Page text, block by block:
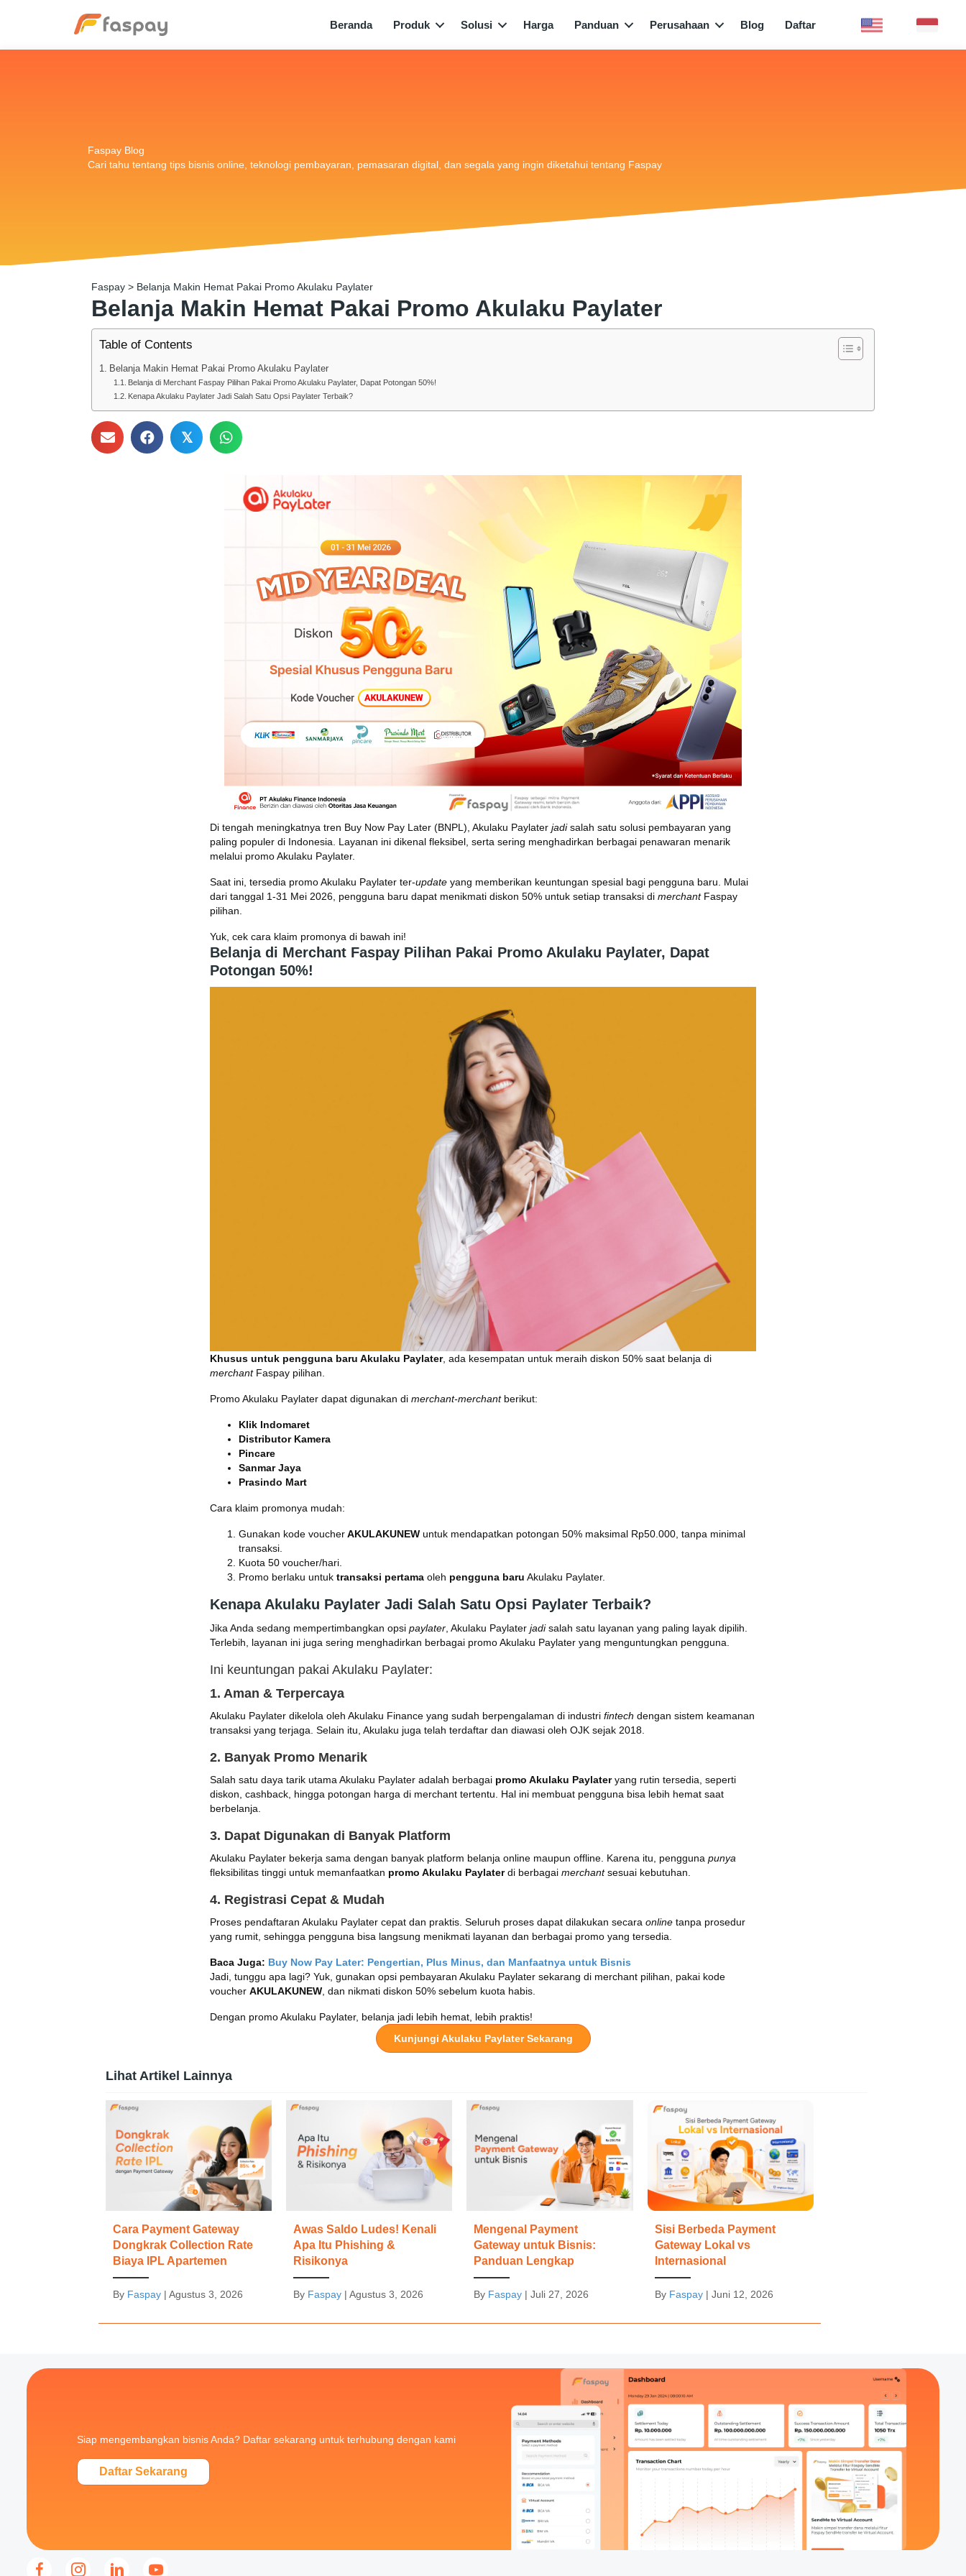
Beranda Produk Solusi Harga Panduan Perusahaan Blog Daftar
Faspay Blog
Cari tahu tentang tips bisnis online, teknologi pembayaran, pemasaran digital, dan segala yang ingin diketahui tentang Faspay
Faspay > Belanja Makin Hemat Pakai Promo Akulaku Paylater
Belanja Makin Hemat Pakai Promo Akulaku Paylater
Table of Contents
Belanja Makin Hemat Pakai Promo Akulaku Paylater
Belanja di Merchant Faspay Pilihan Pakai Promo Akulaku Paylater, Dapat Potongan 50%!
Kenapa Akulaku Paylater Jadi Salah Satu Opsi Paylater Terbaik?
𝕏
Di tengah meningkatnya tren Buy Now Pay Later (BNPL), Akulaku Paylater jadisalah satu solusi pembayaran yang
paling populer di Indonesia. Layanan ini dikenal fleksibel, serta sering menghadirkan berbagai penawaran menarik
melalui promo Akulaku Paylater.
Saat ini, tersedia promo Akulaku Paylater ter-update yang memberikan keuntungan spesial bagi pengguna baru. Mulai
dari tanggal 1-31 Mei 2026, pengguna baru dapat menikmati diskon 50% untuk setiap transaksi di merchant Faspay
pilihan.
Yuk, cek cara klaim promonya di bawah ini!
Belanja di Merchant Faspay Pilihan Pakai Promo Akulaku Paylater, Dapat
Potongan 50%!
Khusus untuk pengguna baru Akulaku Paylater, ada kesempatan untuk meraih diskon 50% saat belanja di
merchant Faspay pilihan.
Promo Akulaku Paylater dapat digunakan di merchant-merchantberikut:
Klik Indomaret
Distributor Kamera
Pincare
Sanmar Jaya
Prasindo Mart
Cara klaim promonya mudah:
Gunakan kode voucherAKULAKUNEW untuk mendapatkan potongan 50% maksimal Rp50.000, tanpa minimal
transaksi.
Kuota 50 voucher/hari.
Promo berlaku untuk transaksi pertama oleh pengguna baru Akulaku Paylater.
Kenapa Akulaku Paylater Jadi Salah Satu Opsi Paylater Terbaik?
Jika Anda sedang mempertimbangkan opsi paylater , Akulaku Paylater jadisalah satu layanan yang paling layak dipilih.
Terlebih, layanan ini juga sering menghadirkan berbagai promo Akulaku Paylater yang menguntungkan pengguna.
Ini keuntungan pakai Akulaku Paylater:
1. Aman & Terpercaya
Akulaku Paylater dikelola oleh Akulaku Finance yang sudah berpengalaman di industri fintech dengan sistem keamanan
transaksi yang terjaga. Selain itu, Akulaku juga telah terdaftar dan diawasi oleh OJK sejak 2018.
2. Banyak Promo Menarik
Salah satu daya tarik utama Akulaku Paylater adalah berbagai promo Akulaku Paylateryang rutin tersedia, seperti
diskon, cashback, hingga potongan harga di merchant tertentu. Hal ini membuat pengguna bisa lebih hemat saat
berbelanja.
3. Dapat Digunakan di Banyak Platform
Akulaku Paylater bekerja sama dengan banyak platform belanja online maupun offline. Karena itu, pengguna punya
fleksibilitas tinggi untuk memanfaatkan promo Akulaku Paylaterdi berbagai merchantsesuai kebutuhan.
4. Registrasi Cepat & Mudah
Proses pendaftaran Akulaku Paylater cepat dan praktis. Seluruh proses dapat dilakukan secara online tanpa prosedur
yang rumit, sehingga pengguna bisa langsung menikmati layanan dan berbagai promo yang tersedia.
Baca Juga: Buy Now Pay Later: Pengertian, Plus Minus, dan Manfaatnya untuk Bisnis
Jadi, tunggu apa lagi? Yuk, gunakan opsi pembayaran Akulaku Paylater sekarang di merchant pilihan, pakai kode
voucher AKULAKUNEW , dan nikmati diskon 50% sebelum kuota habis.
Dengan promo Akulaku Paylater, belanja jadi lebih hemat, lebih praktis!
Kunjungi Akulaku Paylater Sekarang
Lihat Artikel Lainnya
Cara Payment Gateway
Dongkrak Collection Rate
Biaya IPL Apartemen
By Faspay | Agustus 3, 2026
Awas Saldo Ludes! Kenali
Apa Itu Phishing &
Risikonya
By Faspay |Agustus 3, 2026
Mengenal Payment
Gateway untuk Bisnis:
Panduan Lengkap
By Faspay |Juli 27, 2026
Sisi Berbeda Payment
Gateway Lokal vs
Internasional
By Faspay | Juni 12, 2026
Siap mengembangkan bisnis Anda? Daftar sekarang untuk terhubung dengan kami
Daftar Sekarang